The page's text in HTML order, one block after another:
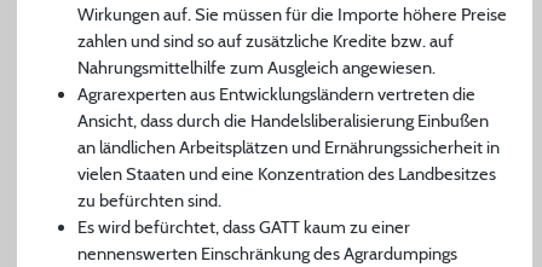
Wirkungen auf. Sie müssen für die Importe höhere Preise
zahlen und sind so auf zusätzliche Kredite bzw. auf
Nahrungsmittelhilfe zum Ausgleich angewiesen.
Agrarexperten aus Entwicklungsländern vertreten die
Ansicht, dass durch die Handelsliberalisierung Einbußen
an ländlichen Arbeitsplätzen und Ernährungssicherheit in
vielen Staaten und eine Konzentration des Landbesitzes
zu befürchten sind.
Es wird befürchtet, dass GATT kaum zu einer
nennenswerten Einschränkung des Agrardumpings